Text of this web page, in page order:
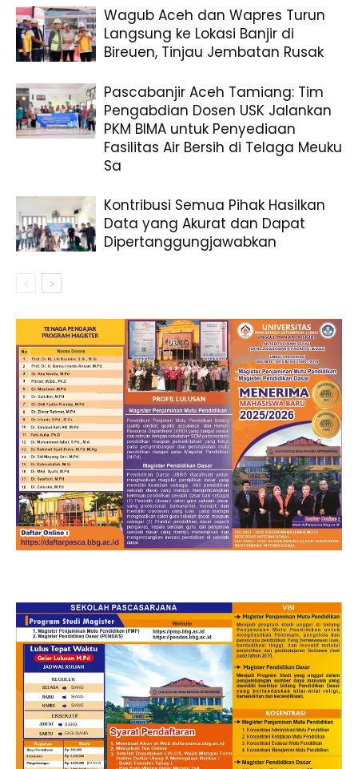
Wagub Aceh dan Wapres Turun
Langsung ke Lokasi Banjir di
Bireuen, Tinjau Jembatan Rusak
Pascabanjir Aceh Tamiang: Tim
Pengabdian Dosen USK Jalankan
PKM BIMA untuk Penyediaan
Fasilitas Air Bersih di Telaga Meuku
Sa
Kontribusi Semua Pihak Hasilkan
Data yang Akurat dan Dapat
Dipertanggungjawabkan